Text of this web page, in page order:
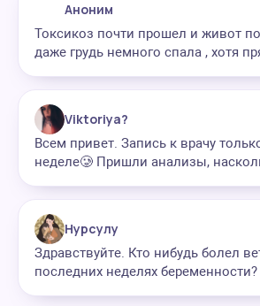
Аноним
Токсикоз почти прошел и живот
даже грудь немного спала , хотя
Viktoriya?
Всем привет. Запись к врачу
неделе🥲 Пришли анализы,
Нурсулу
Здравствуйте. Кто нибудь болел
последних неделях